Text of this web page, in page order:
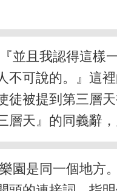
並且我認得這樣
不可說的。』這
徒被提到第三層
天』的同義辭
園是同一個地方